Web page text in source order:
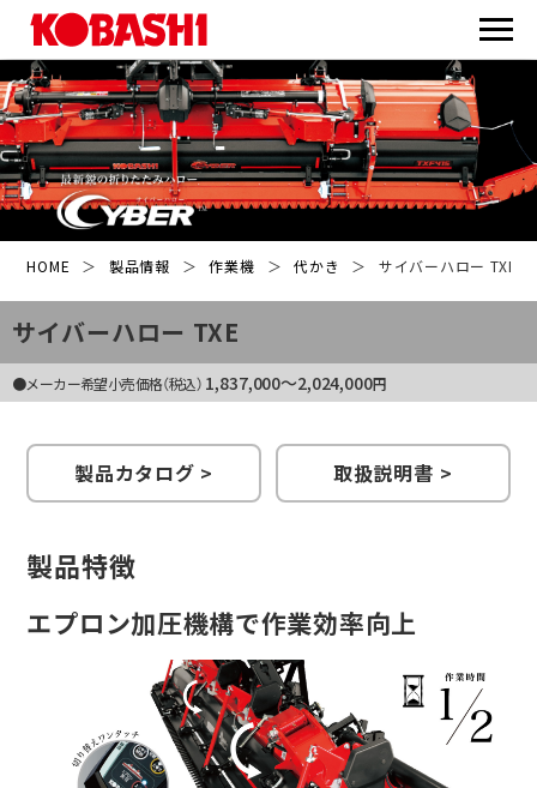
HOME ＞ 製品情報 ＞ 作業機 ＞ 代かき ＞ サイバーハロー TXE
サイバーハロー TXE
●メーカー希望小売価格（税込） 1,837,000〜2,024,000円
製品カタログ > 取扱説明書 >
製品特徴
エプロン加圧機構で作業効率向上